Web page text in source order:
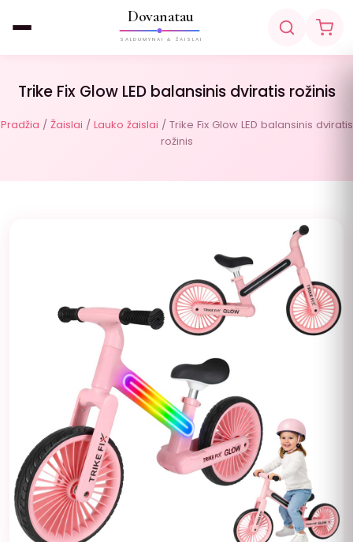
Dovanatau
SALDUMYNAI & ŽAISLAI
Trike Fix Glow LED balansinis dviratis rožinis
Pradžia / Žaislai / Lauko žaislai / Trike Fix Glow LED balansinis dviratis
rožinis